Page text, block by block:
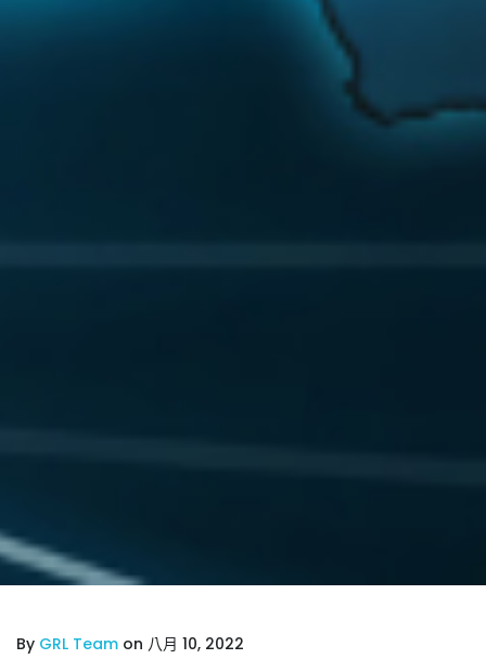
By GRL Team on 八月 10, 2022